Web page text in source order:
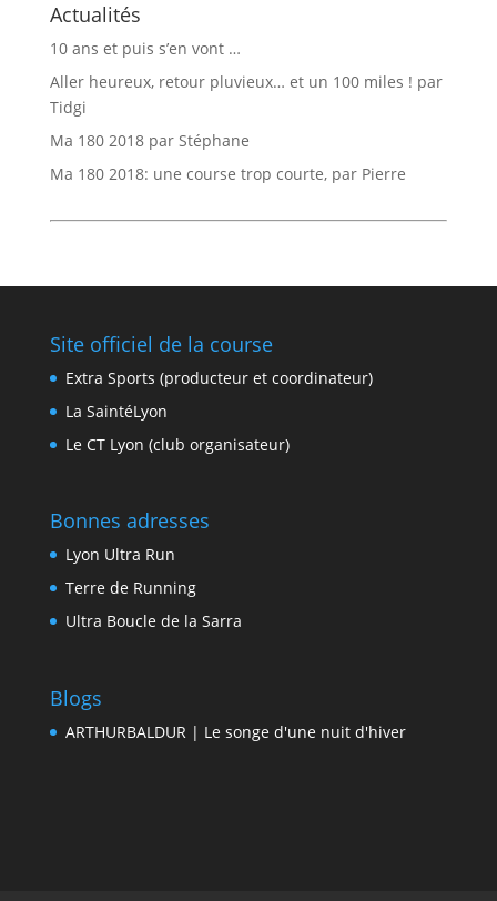
Actualités
10 ans et puis s’en vont …
Aller heureux, retour pluvieux… et un 100 miles ! par
Tidgi
Ma 180 2018 par Stéphane
Ma 180 2018: une course trop courte, par Pierre
Site officiel de la course
Extra Sports (producteur et coordinateur)
La SaintéLyon
Le CT Lyon (club organisateur)
Bonnes adresses
Lyon Ultra Run
Terre de Running
Ultra Boucle de la Sarra
Blogs
ARTHURBALDUR | Le songe d'une nuit d'hiver